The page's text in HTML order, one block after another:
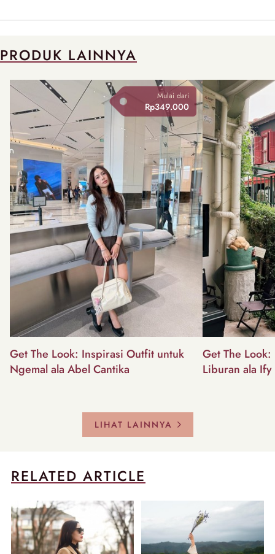
PRODUK LAINNYA
Mulai dari
Rp349.000
Get The Look: Inspirasi Outfit untuk
Ngemal ala Abel Cantika
Get The
Liburan ala Ify
LIHAT LAINNYA
RELATED ARTICLE